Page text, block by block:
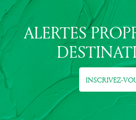
ALERTES
INSCRIVEZ-